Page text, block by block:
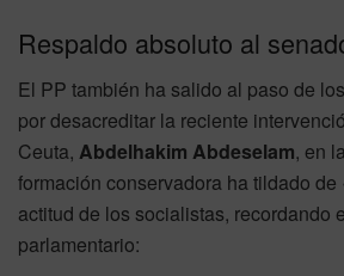
Respaldo absoluto al
El PP también ha salido al paso de
por desacreditar la reciente
Ceuta, Abdelhakim Abdeselam, en
formación conservadora ha tildado
actitud de los socialistas, recordando
parlamentario: